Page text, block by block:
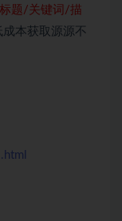
题/关键词/描
成本获取源源不